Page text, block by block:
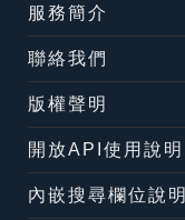
服務簡介
聯絡我們
版權聲明
開放API使用說明
內嵌搜尋欄位說明